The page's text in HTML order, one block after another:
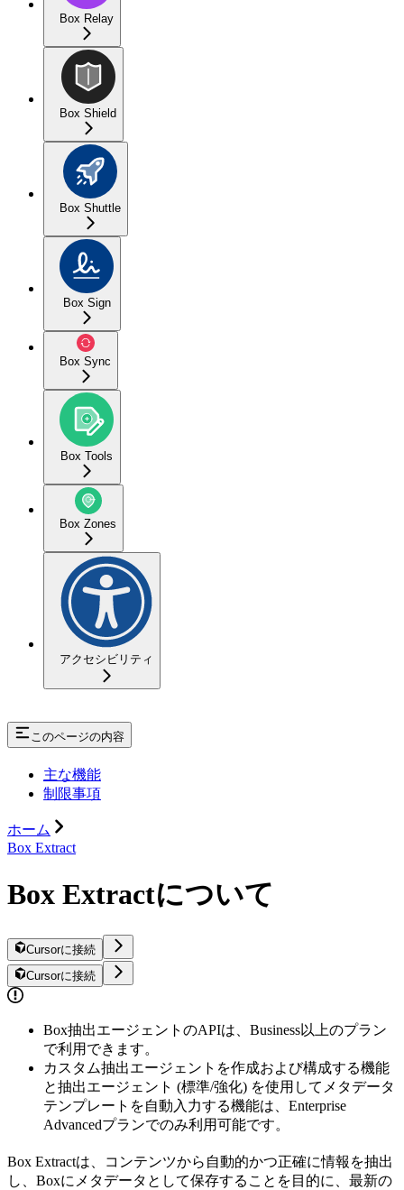
Box Relay
Box Shield
Box Shuttle
Box Sign
Box Sync
Box Tools
Box Zones
アクセシビリティ
このページの内容
主な機能
制限事項
ホーム
Box Extract
Box Extractについて
Cursorに接続
Cursorに接続
Box抽出エージェントのAPIは、Business以上のプラン
で利用できます。
カスタム抽出エージェントを作成および構成する機能
と抽出エージェント (標準/強化) を使用してメタデータ
テンプレートを自動入力する機能は、Enterprise
Advancedプランでのみ利用可能です。
Box Extractは、コンテンツから自動的かつ正確に情報を抽出
し、Boxにメタデータとして保存することを目的に、最新の